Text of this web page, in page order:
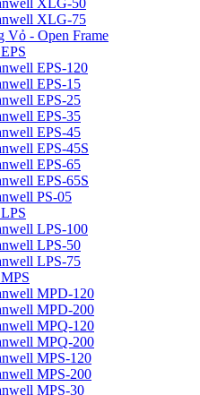
XLG-75
Vỏ - Open Frame
EPS-120
EPS-15
EPS-25
EPS-35
EPS-45
EPS-45S
EPS-65
EPS-65S
PS-05
LPS-100
LPS-50
LPS-75
MPD-120
MPD-200
MPQ-120
MPQ-200
MPS-120
MPS-200
MPS-30